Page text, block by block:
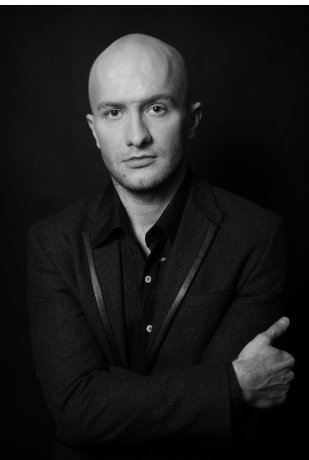
oraz na Obozach Artystycznych i warsztatach MUSICALOWO.PL,
Adam Sychowski - Ukończył Akademię Muzyczną im. Fryderyka
Chopina w Warszawie w klasie Jerzego Sterczyńskiego. Od 1997
roku nieprzerwanie realizuje koncerty edukacyjne Filharmonii
Narodowej. Występuje także w spektaklach tematycznych Teatru
Buffo, gdzie m.in. wspólnie z Januszem Stokłosą gra duety
fortepianowe. Współpracował z Teatrem Komedia, orkiestrą
Concentus Pro Arte, Teatrem IMKA. Oprócz czynnej działalności
koncertowej, pianista pracuje od 1996 r. jako pedagog w
Państwowej Szkole Muzycznej im. Stanisława Moniuszki w
Ciechanowie, której jest absolwentem, a od 2005 r. jest również
pedagogiem w Zespole Państwowych Szkół Muzycznych im
Fryderyka Chopina w Warszawie. Nagrywał dla Polskiego Radia i
Telewizji Polskiej (m.in. muzyka do filmów Mój Nikifor i Plac
Zbawiciela). Brał udział w produkcjach telewizyjnych „Róże Gali”,
„Przebojowa Noc”, „Złota Sobota”, a także w pierwszym na świecie
musicalu w 3D o Poli Negri "Polita". Współpracuje z wieloma
instrumentalistami i wokalistami. Towarzyszył m.in. Gwendolyn
Bradley podczas jej koncertów w Polsce oraz Roxanie Briban
podczas uroczystego koncertu z okazji Dnia Narodowego Rumunii
na Zamku Królewskim w Warszawie. Kieruje także zespołem
Intermezzo, współpracuje również ze Studiem Accantus.
piosenka aktorska Adrian Wiśniewski